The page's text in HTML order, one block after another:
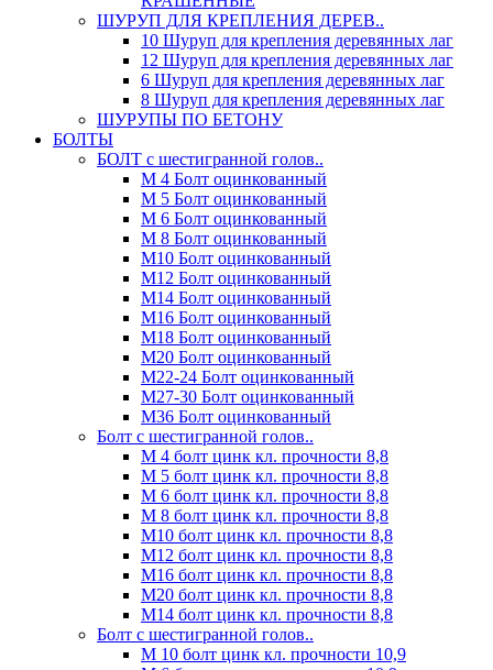
ШУРУП ДЛЯ КРЕПЛЕНИЯ ДЕРЕВ..
10 Шуруп для крепления деревянных лаг
12 Шуруп для крепления деревянных лаг
6 Шуруп для крепления деревянных лаг
8 Шуруп для крепления деревянных лаг
ШУРУПЫ ПО БЕТОНУ
БОЛТЫ
БОЛТ с шестигранной голов..
М 4 Болт оцинкованный
М 5 Болт оцинкованный
М 6 Болт оцинкованный
М 8 Болт оцинкованный
М10 Болт оцинкованный
М12 Болт оцинкованный
М14 Болт оцинкованный
М16 Болт оцинкованный
М18 Болт оцинкованный
М20 Болт оцинкованный
М22-24 Болт оцинкованный
М27-30 Болт оцинкованный
М36 Болт оцинкованный
Болт с шестигранной голов..
М 4 болт цинк кл. прочности 8,8
М 5 болт цинк кл. прочности 8,8
М 6 болт цинк кл. прочности 8,8
М 8 болт цинк кл. прочности 8,8
М10 болт цинк кл. прочности 8,8
М12 болт цинк кл. прочности 8,8
М16 болт цинк кл. прочности 8,8
М20 болт цинк кл. прочности 8,8
М14 болт цинк кл. прочности 8,8
Болт с шестигранной голов..
М 10 болт цинк кл. прочности 10,9